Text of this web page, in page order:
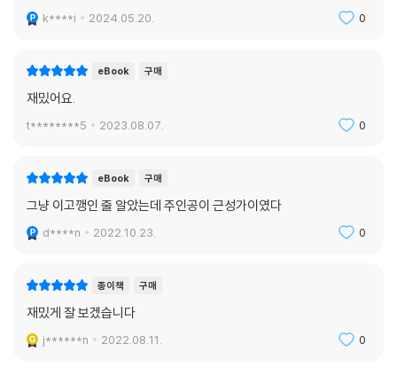
k****i 2024.05.20. 0
eBook 구매
재밌어요.
t********5 2023.08.07. 0
eBook 구매
그냥 이고깽인 줄 알았는데 주인공이 근성가이였다
d****n 2022.10.23. 0
종이책 구매
재밌게 잘 보겠습니다
j******n 2022.08.11. 0